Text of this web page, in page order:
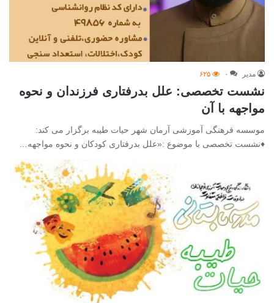
مدیر ۰ ۶۲۵
نشست تخصصی: علل بدرفتاری فرزندان و نحوه
مواجهه با آن
موسسه فرهنگی آموزشی آرمان شهر حیات طیبه برگزار می کند:
♦️نشست تخصصی با موضوع :«علل بدرفتاری کودکان و نحوه مواجهه…